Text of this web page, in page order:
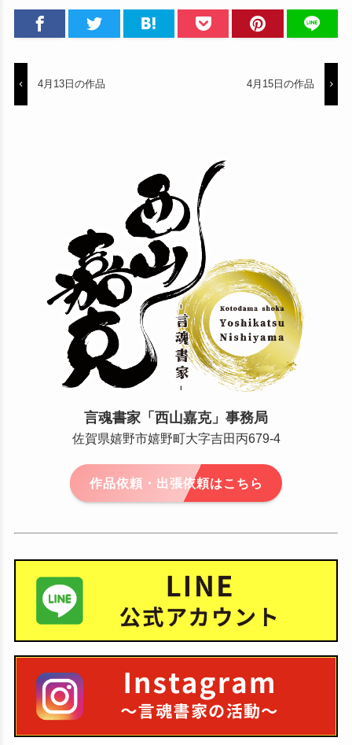
4月13日の作品 4月15日の作品
言魂書家「西山嘉克」事務局
佐賀県嬉野市嬉野町大字吉田丙679-4
作品依頼・出張依頼はこちら